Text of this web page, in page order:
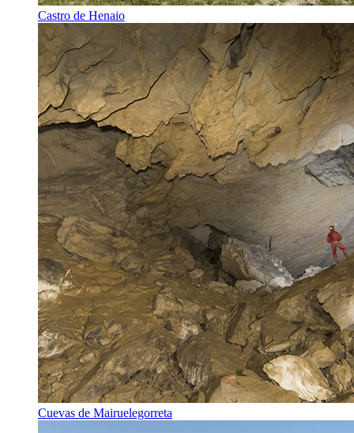
Castro de Henaio
Cuevas de Mairuelegorreta